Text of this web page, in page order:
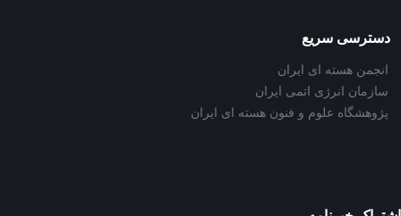
دسترسی سریع
انجمن هسته ای ایران
سازمان انرژی اتمی ایران
پژوهشگاه علوم و فنون هسته ای ایران